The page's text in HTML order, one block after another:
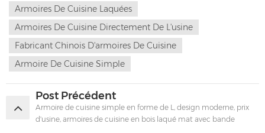
Armoires De Cuisine Laquées
Armoires De Cuisine Directement De L'usine
Fabricant Chinois D'armoires De Cuisine
Armoire De Cuisine Simple
Post Précédent
Armoire de cuisine simple en forme de L, design moderne, prix
d'usine, armoires de cuisine en bois laqué mat avec bande